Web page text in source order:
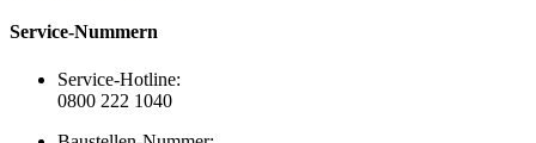
Service-Nummern
Service-Hotline:
0800 222 1040